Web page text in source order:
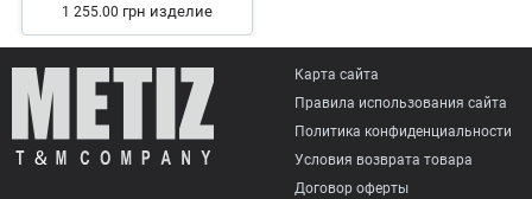
1 255.00 грн изделие
Карта сайта
Правила использования сайта
Политика конфиденциальности
Условия возврата товарa
Договор оферты